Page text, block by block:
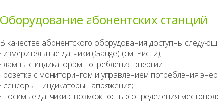
Оборудование абонентских станций
В качестве абонентского оборудования доступны
· измерительные датчики (Gauge) (см. Рис. 2);
· лампы с индикатором потребления энергии;
· розетка с мониторингом и управлением потребления
· сенсоры – индикаторы напряжения;
· носимые датчики с возможностью определения